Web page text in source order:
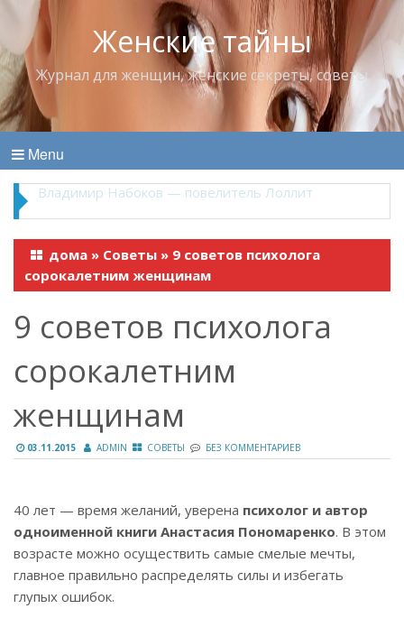
Женские тайны
Журнал для женщин, женские секреты, советы
Menu
Владимир Набоков — повелитель Лоллит
дома » Советы » 9 советов психолога
сорокалетним женщинам
9 советов психолога
сорокалетним
женщинам
03.11.2015 ADMIN СОВЕТЫ БЕЗ КОММЕНТАРИЕВ
40 лет — время желаний, уверена психолог и автор
одноименной книги Анастасия Пономаренко. В этом
возрасте можно осуществить самые смелые мечты,
главное правильно распределять силы и избегать
глупых ошибок.